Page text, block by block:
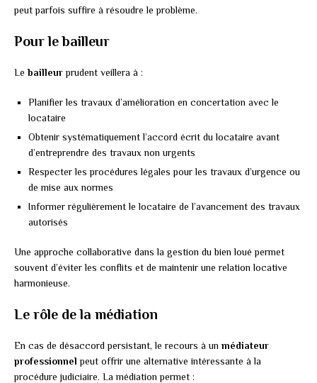
peut parfois suffire à résoudre le problème.
Pour le bailleur
Lebailleurprudent veillera à :
Planifier les travaux d’amélioration en concertation avec le
locataire
Obtenir systématiquement l’accord écrit du locataire avant
d’entreprendre des travaux non urgents
Respecter les procédures légales pour les travaux d’urgence ou
de mise aux normes
Informer régulièrement le locataire de l’avancement des travaux
autorisés
Une approche collaborative dans la gestion du bien loué permet
souvent d’éviter les conflits et de maintenir une relation locative
harmonieuse.
Le rôle de la médiation
En cas de désaccord persistant, le recours à un médiateur
professionnel peut offrir une alternative intéressante à la
procédure judiciaire. La médiation permet :